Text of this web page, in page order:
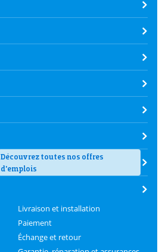
Découvrez toutes nos offres
d'emplois
Livraison et installation
Paiement
Échange et retour